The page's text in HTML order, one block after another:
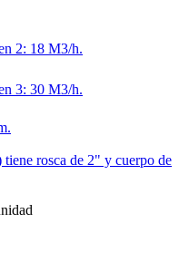
2: 18 M3/h.
3: 30 M3/h.
rosca de 2" y cuerpo de